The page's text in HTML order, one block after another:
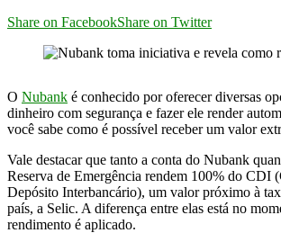
Share on FacebookShare on Twitter
O Nubank é conhecido por oferecer diversas
dinheiro com segurança e fazer ele render
você sabe como é possível receber um valor
Vale destacar que tanto a conta do Nubank
Reserva de Emergência rendem 100% do CDI
Depósito Interbancário), um valor próximo à
país, a Selic. A diferença entre elas está no
rendimento é aplicado.